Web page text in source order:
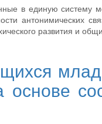
в единую систему
антонимических
развития и